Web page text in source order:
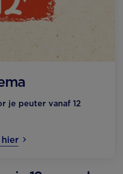
je peuter vanaf 12